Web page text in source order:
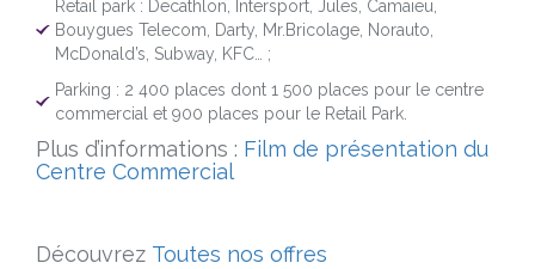
Retail park : Decathlon, Intersport, Jules, Camaïeu,
Bouygues Telecom, Darty, Mr.Bricolage, Norauto,
McDonald’s, Subway, KFC… ;
Parking : 2 400 places dont 1 500 places pour le centre
commercial et 900 places pour le Retail Park.
Plus d’informations : Film de présentation du
Centre Commercial
Découvrez Toutes nos offres